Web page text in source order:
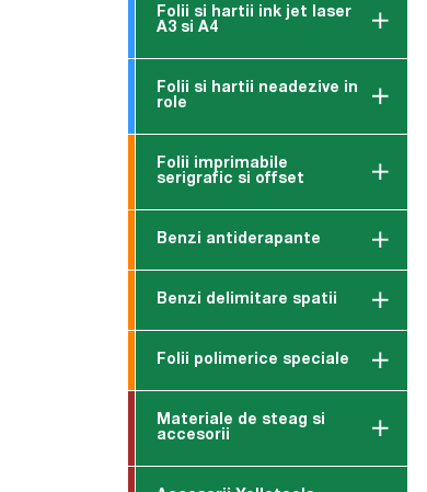
Folii si hartii ink jet laser
A3 si A4
Folii si hartii neadezive in
role
Folii imprimabile
serigrafic si offset
Benzi antiderapante
Benzi delimitare spatii
Folii polimerice speciale
Materiale de steag si
accesorii